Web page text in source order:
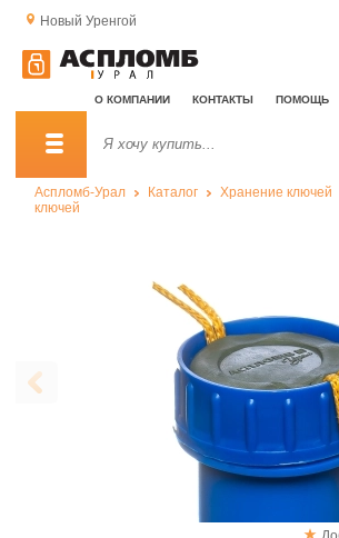
Новый Уренгой
О КОМПАНИИ КОНТАКТЫ ПОМОЩЬ
Аспломб-Урал Каталог Хранение ключей
ключей